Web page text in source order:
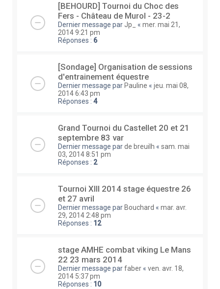
[BEHOURD] Tournoi du Choc des
Fers - Château de Murol - 23-2
Dernier message par Jp_ « mer. mai 21,
2014 9:21 pm
Réponses : 6
[Sondage] Organisation de sessions
d'entrainement équestre
Dernier message par Pauline « jeu. mai 08,
2014 6:43 pm
Réponses : 4
Grand Tournoi du Castellet 20 et 21
septembre 83 var
Dernier message parde breuilh « sam. mai
03, 2014 8:51 pm
Réponses : 2
Tournoi XIII 2014 stage équestre 26
et 27 avril
Dernier message par Bouchard « mar. avr.
29, 2014 2:48 pm
Réponses : 12
stage AMHE combat viking Le Mans
22 23 mars 2014
Dernier message parfaber « ven. avr. 18,
2014 5:37 pm
Réponses : 10